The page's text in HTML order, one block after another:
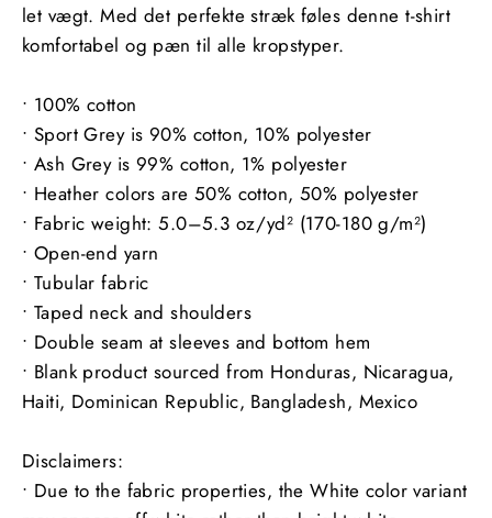
let vægt. Med det perfekte stræk føles denne t-shirt
komfortabel og pæn til alle kropstyper.
• 100% cotton
• Sport Grey is 90% cotton, 10% polyester
• Ash Grey is 99% cotton, 1% polyester
• Heather colors are 50% cotton, 50% polyester
• Fabric weight: 5.0–5.3 oz/yd² (170-180 g/m²)
• Open-end yarn
• Tubular fabric
• Taped neck and shoulders
• Double seam at sleeves and bottom hem
• Blank product sourced from Honduras, Nicaragua,
Haiti, Dominican Republic, Bangladesh, Mexico
Disclaimers:
• Due to the fabric properties, the White color variant